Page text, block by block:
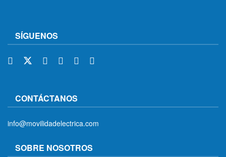
SÍGUENOS
CONTÁCTANOS
info@movilidadelectrica.com
SOBRE NOSOTROS